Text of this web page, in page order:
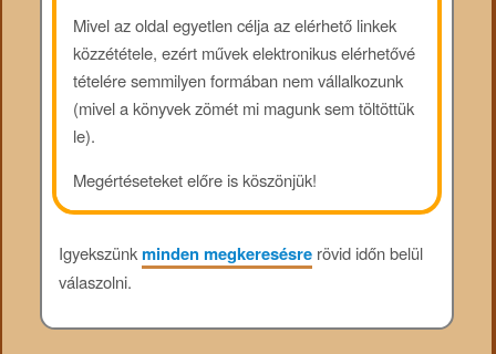
Mivel az oldal egyetlen célja az elérhető linkek
közzététele, ezért művek elektronikus elérhetővé
tételére semmilyen formában nem vállalkozunk
(mivel a könyvek zömét mi magunk sem töltöttük
le).
Megértéseteket előre is köszönjük!
Igyekszünkminden megkeresésrerövid időn belül
válaszolni.